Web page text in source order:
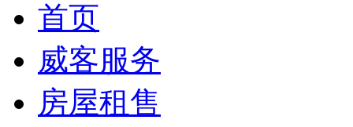
首页
威客服务
房屋租售